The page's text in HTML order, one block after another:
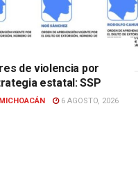
de violencia por
estatal: SSP
6 AGOSTO, 2026